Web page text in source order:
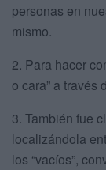
personas en
mismo.
2. Para hacer
o cara” a través
3. También fue
localizándola
los “vacíos”,